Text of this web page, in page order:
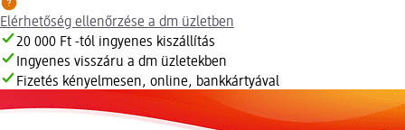
Elérhetőség ellenőrzése a dm üzletben
20 000 Ft -tól ingyenes kiszállítás
Ingyenes visszáru a dm üzletekben
Fizetés kényelmesen, online, bankkártyával